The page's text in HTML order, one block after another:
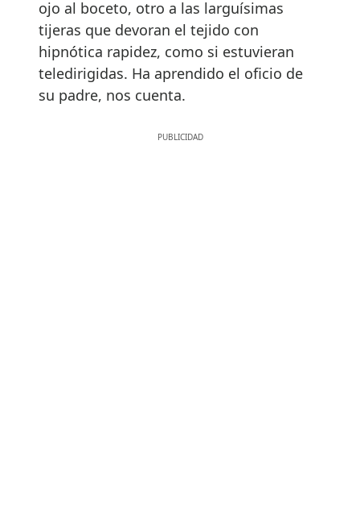
ojo al boceto, otro a las larguísimas
tijeras que devoran el tejido con
hipnótica rapidez, como si estuvieran
teledirigidas. Ha aprendido el oficio de
su padre, nos cuenta.